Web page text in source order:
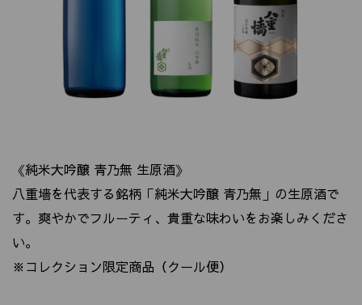
《純米大吟醸 青乃無 生原酒》
八重墻を代表する銘柄「純米大吟醸 青乃無」の生原酒で
す。爽やかでフルーティ、貴重な味わいをお楽しみくださ
い。
※コレクション限定商品（クール便）